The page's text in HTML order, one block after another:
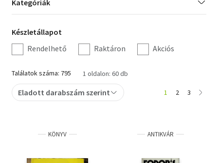
Hobbi, szabadidő
Irodalom
Művészet
Szakkönyv
Tankönyv, segédkönyv
Társadalomtudomány
Kategória
szűrés
Kategóriák
Készletállapot
szűrés
Készletállapot
Rendelhető
Raktáron Akciós
Találatok száma: 795 1 oldalon: 60 db
Eladott darabszám szerint 1 2 3
KÖNYV ANTIKVÁR